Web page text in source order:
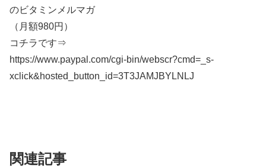
のビタミンメルマガ
（月額980円）
コチラです⇒
https://www.paypal.com/cgi-bin/webscr?cmd=_s-
xclick&hosted_button_id=3T3JAMJBYLNLJ
関連記事